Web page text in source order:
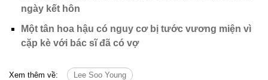
ngày kết hôn
Một tân hoa hậu có nguy cơ bị tước vương miện vì
cặp kè với bác sĩ đã có vợ
Xem thêm về: Lee Soo Young